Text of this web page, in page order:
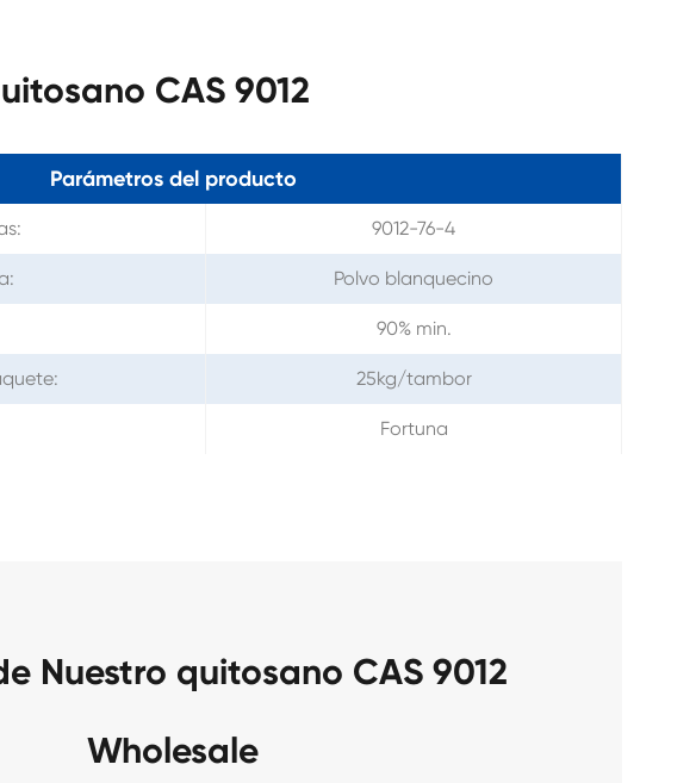
CAS 9012
Parámetros del producto
9012-76-4
Polvo blanquecino
90% min.
25kg/tambor
Fortuna
Nuestro quitosano CAS 9012
Wholesale